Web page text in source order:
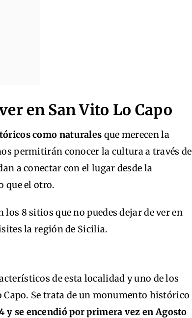
en San Vito Lo Capo
como naturales que merecen la
permitirán conocer la cultura a través de
a conectar con el lugar desde la
que el otro.
8 sitios que no puedes dejar de ver en
la región de Sicilia.
de esta localidad y uno de los
Capo. Se trata de un monumento histórico
y se encendió por primera vez en Agosto